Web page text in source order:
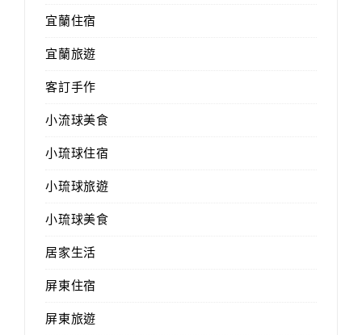
宜蘭住宿
宜蘭旅遊
客訂手作
小流球美食
小琉球住宿
小琉球旅遊
小琉球美食
居家生活
屏東住宿
屏東旅遊